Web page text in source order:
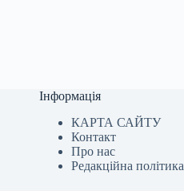
Інформація
КАРТА САЙТУ
Контакт
Про нас
Редакційна політика